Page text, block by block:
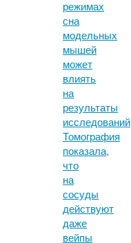
режимах
сна
модельных
мышей
может
влиять
на
результаты
исследований
Томография
показала,
что
на
сосуды
действуют
даже
вейпы